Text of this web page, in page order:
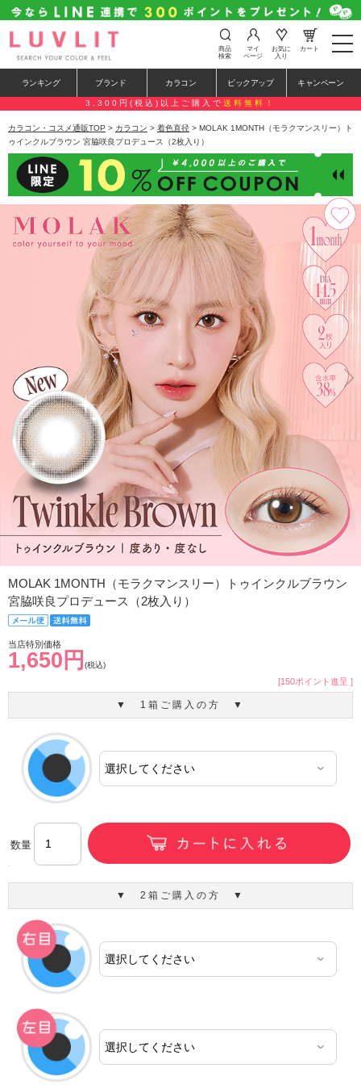
t
o
e
n
a
a
i
o
n
商品
検索
マイ
ページ
お気に
入り
カート
ランキング ブランド カラコン ピックアップ キャンペーン
3,300円(税込)以上ご購入で 送料無料！
カラコン・コスメ通販TOP > カラコン > 着色直径 > MOLAK 1MONTH（モラクマンスリー）ト
ゥインクルブラウン 宮脇咲良プロデュース（2枚入り）
MOLAK 1MONTH（モラクマンスリー）トゥインクルブラウン
宮脇咲良プロデュース（2枚入り）
当店特別価格
1,650円 (税込)
[150ポイント進呈 ]
▼ 1箱ご購入の方 ▼
数量
▼ 2箱ご購入の方 ▼